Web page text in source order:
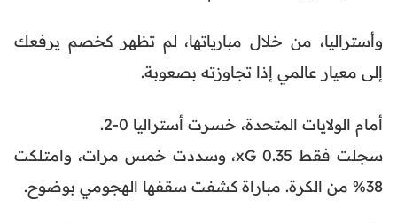
وأستراليا، من خلال مبارياتها، لم تظهر كخصم يرفعك
إلى معيار عالمي إذا تجاوزته بصعوبة.
أمام الولايات المتحدة، خسرت أستراليا 0-2.
سجلت فقط 0.35 xG، وسددت خمس مرات، وامتلكت
38% من الكرة. مباراة كشفت سقفها الهجومي بوضوح.